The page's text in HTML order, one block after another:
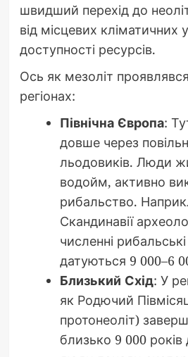
швидший перехід до
від місцевих кліматичних
доступності ресурсів.
Ось як мезоліт
регіонах:
Північна Європа:
довше через
льодовиків. Люди
водойм, активно
рибальство.
Скандинавії
численні
датуються 9 000–6
Близький Схід: У
як Родючий
протонеоліт)
близько 9 000